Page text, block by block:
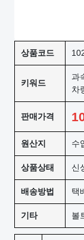
상품코드
키워드
과
차
판매가격
원산지 수
상품상태 신
배송방법 택
기타 볼